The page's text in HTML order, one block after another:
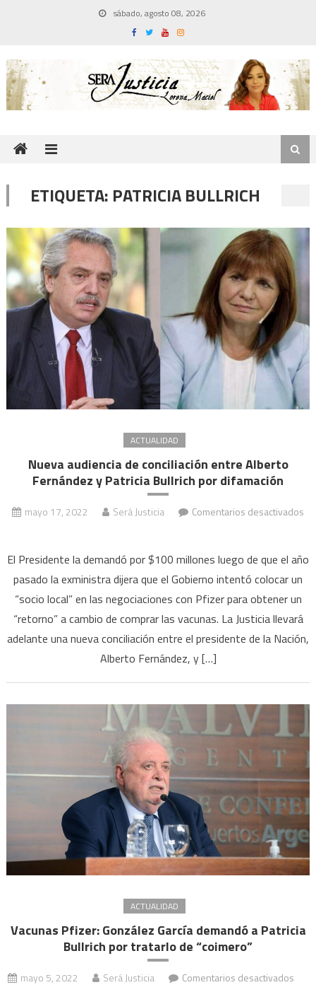
sábado, agosto 08, 2026
ETIQUETA: PATRICIA BULLRICH
ACTUALIDAD
Nueva audiencia de conciliación entre Alberto
Fernández y Patricia Bullrich por difamación
mayo 17, 2022 Será Justicia
Comentarios desactivados
audiencia
de
conciliación
entre
Alberto
Fernández
Bullrich
por
difamación
El Presidente la demandó por $100 millones luego de que el año
pasado la exministra dijera que el Gobierno intentó colocar un
“socio local” en las negociaciones con Pfizer para obtener un
“retorno” a cambio de comprar las vacunas. La Justicia llevará
adelante una nueva conciliación entre el presidente de la Nación,
Alberto Fernández, y […]
ACTUALIDAD
Vacunas Pfizer: González García demandó a Patricia
Bullrich por tratarlo de “coimero”
mayo 5, 2022 Será Justicia Comentarios desactivados